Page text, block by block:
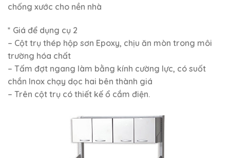
chống xước cho nền nhà
* Giá để dụng cụ 2
– Cột trụ thép hộp sơn Epoxy, chịu ăn mòn trong môi
trường hóa chất
– Tấm đợt ngang làm bằng kính cường lực, có suốt
chắn Inox chạy dọc hai bên thành giá
– Trên cột trụ có thiết kế ổ cắm điện.